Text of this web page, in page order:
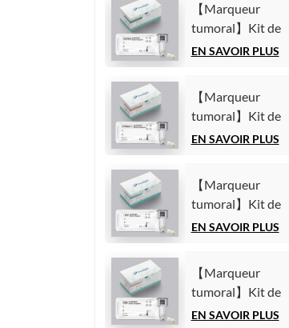
(Immunoessai
par
chimiluminescence
【Marqueur
tumoral】Kit de
test de l'antigène
(Immunoessai
par
chimiluminescence
EN SAVOIR PLUS
【Marqueur
tumoral】Kit de
test du fragment
(CYFRA21-1)
(Immunoessai
par
homogène)
EN SAVOIR PLUS
【Marqueur
tumoral】Kit de
test de l'alpha-
(Immunoessai
par
chimiluminescence
EN SAVOIR PLUS
【Marqueur
tumoral】Kit de
test de l'antigène
EN SAVOIR PLUS